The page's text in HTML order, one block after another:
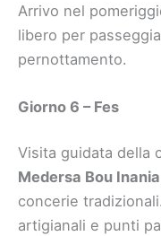
Arrivo nel
libero per
pernottamento.
Giorno 6 – Fes
Visita guidata della
Medersa Bou Inania
concerie
artigianali e punti